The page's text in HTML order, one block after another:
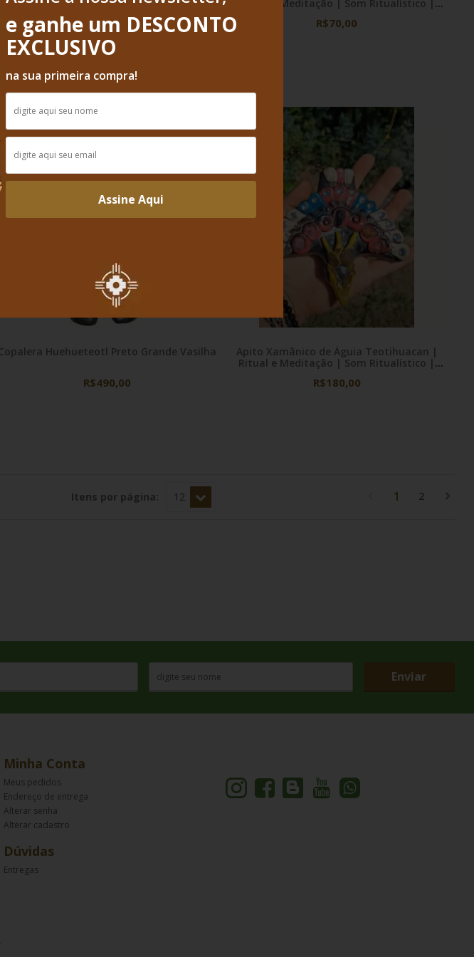
R$260,00
Ritual e Meditação | Som Ritualístico |
R$70,00
Copalera Huehueteotl Preto Grande Vasilha
R$490,00
Apito Xamânico de Águia Teotihuacan |
Ritual e Meditação | Som Ritualístico |
R$180,00
Itens por página: 1 2
Enviar
Minha Conta
Meus pedidos
Endereço de entrega
Alterar senha
Alterar cadastro
Dúvidas
Entregas
e ganhe um DESCONTO
EXCLUSIVO
na sua primeira compra!
Assine Aqui